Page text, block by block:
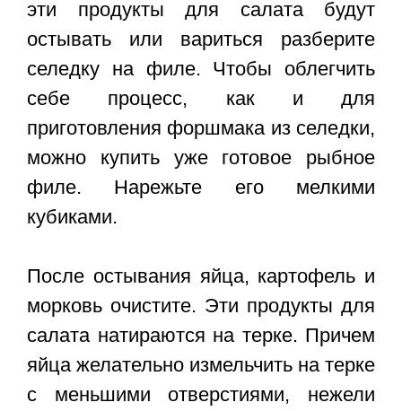
эти продукты для салата будут
остывать или вариться разберите
селедку на филе. Чтобы облегчить
себе процесс, как и для
приготовления форшмака из селедки,
можно купить уже готовое рыбное
филе. Нарежьте его мелкими
кубиками.
После остывания яйца, картофель и
морковь очистите. Эти продукты для
салата натираются на терке. Причем
яйца желательно измельчить на терке
с меньшими отверстиями, нежели